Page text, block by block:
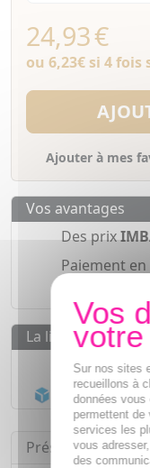
24,93€
ou 6,23€ si 4 fois
Ajouter à mes
Vos avantages
Des prix
Paiement
La livraison
Livraison
Présentation
Sur nos sites
recueillons à
données vous
permettent de
services les
vous
des